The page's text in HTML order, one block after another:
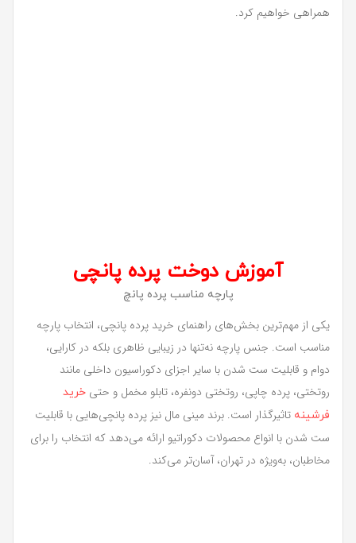
همراهی خواهیم کرد.
آموزش دوخت پرده پانچی
پارچه مناسب پرده پانچ
یکی از مهم‌ترین بخش‌های راهنمای خرید پرده پانچی، انتخاب پارچه
مناسب است. جنس پارچه نه‌تنها در زیبایی ظاهری بلکه در کارایی،
دوام و قابلیت ست شدن با سایر اجزای دکوراسیون داخلی مانند
روتختی، پرده چاپی، روتختی دونفره، تابلو مخمل و حتی خرید
فرشینه تاثیرگذار است. برند مینی مال نیز پرده پانچی‌هایی با قابلیت
ست شدن با انواع محصولات دکوراتیو ارائه می‌دهد که انتخاب را برای
مخاطبان، به‌ویژه در تهران، آسان‌تر می‌کند.